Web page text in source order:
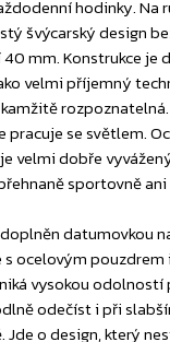
hodinky. Na
švýcarský design
mm. Konstrukce je
velmi příjemný
se světlem.
velmi dobře
sportovně
datumovkou
ocelovým pouzdrem
vysokou
odečíst i při
o design, který